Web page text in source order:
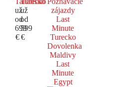
už
od
699
€
už
od
599
€
zájazdy
Last
Minute
Turecko
Dovolenka
Maldivy
Last
Minute
Egypt